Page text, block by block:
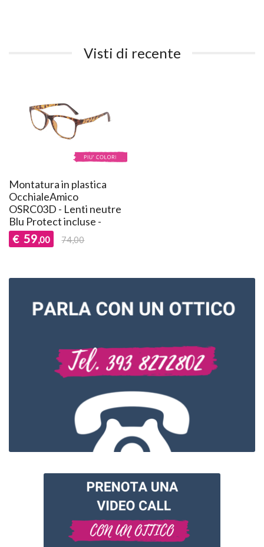
Visti di recente
Montatura in plastica
OcchialeAmico
OSRC03D - Lenti neutre
Blu Protect incluse -
€ 59,00 74,00